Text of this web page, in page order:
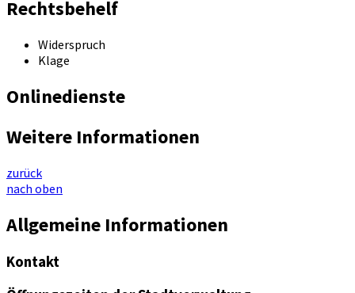
Rechtsbehelf
Widerspruch
Klage
Onlinedienste
Weitere Informationen
zurück
nach oben
Allgemeine Informationen
Kontakt